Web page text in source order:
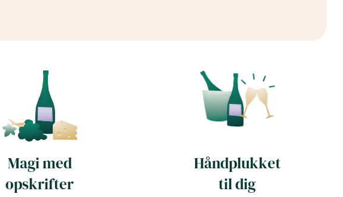
Magi med
opskrifter
Håndplukket
til dig